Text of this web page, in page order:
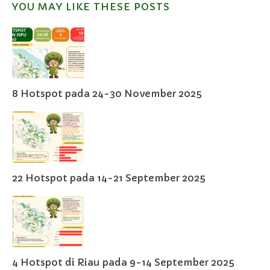
YOU MAY LIKE THESE POSTS
8 Hotspot pada 24-30 November 2025
22 Hotspot pada 14-21 September 2025
4 Hotspot di Riau pada 9-14 September 2025